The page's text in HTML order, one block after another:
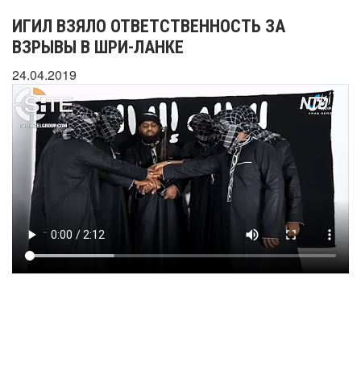
ИГИЛ ВЗЯЛО ОТВЕТСТВЕННОСТЬ ЗА
ВЗРЫВЫ В ШРИ-ЛАНКЕ
24.04.2019